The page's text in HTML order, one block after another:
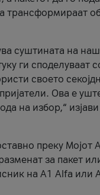
трансформираат
суштината на
ги споделуваат
своето
Ова е
на избор,“
преку Мојот
за пакет
на А1 Alfa или